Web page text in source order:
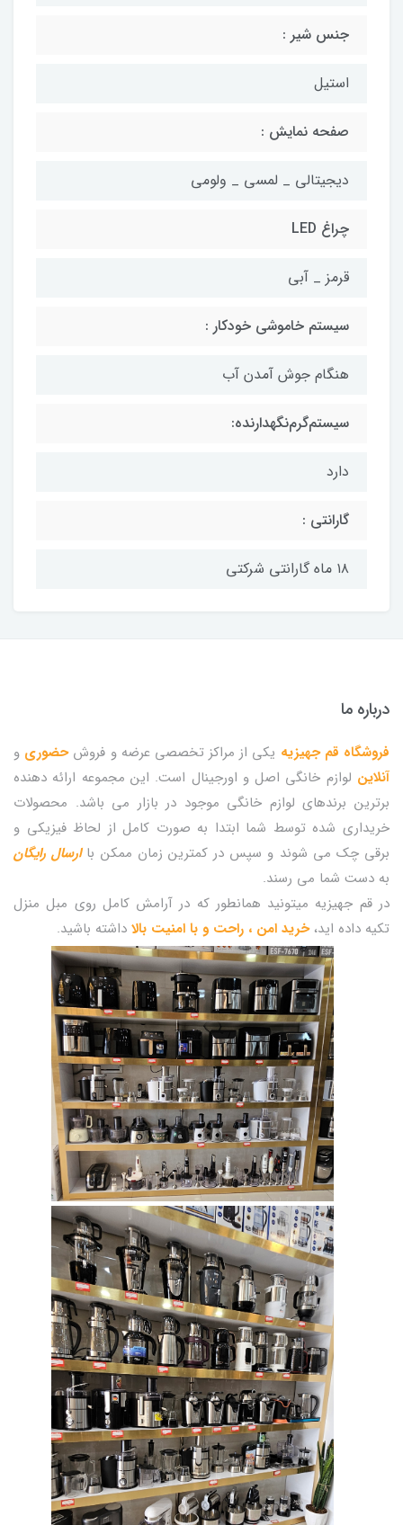
جنس شیر :
استیل
صفحه نمایش :
دیجیتالی _ لمسی _ ولومی
چراغ LED
قرمز _ آبی
سیستم خاموشی خودکار :
هنگام جوش آمدن آب
سیستم‌گرم‌نگهدارنده:
دارد
گارانتی :
۱۸ ماه گارانتی شرکتی
درباره ما
فروشگاه قم جهیزیه یکی از مراکز تخصصی عرضه و فروشحضوری و
آنلاین لوازم خانگی اصل و اورجینال است. این مجموعه ارائه دهنده
برترین برندهای لوازم خانگی موجود در بازار می باشد. محصولات
خریداری شده توسط شما ابتدا به صورت کامل از لحاظ فیزیکی و
برقی چک می شوند و سپس در کمترین زمان ممکن با ارسال رایگان
به دست شما می رسند.
در قم جهیزیه میتونید همانطور که در آرامش کامل روی مبل منزل
تکیه داده اید،خرید امن ، راحت و با امنیت بالا داشته باشید.